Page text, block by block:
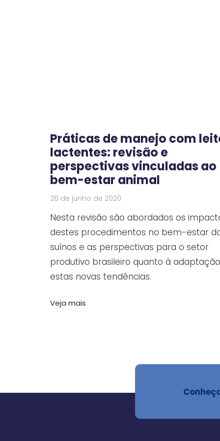
Práticas de manejo com
lactentes: revisão e
perspectivas vinculadas ao
bem-estar animal
26 de junho de 2020
Nesta revisão são abordados os
destes procedimentos no bem-estar
suínos e as perspectivas para o setor
produtivo brasileiro quanto à
estas novas tendências.
Veja mais